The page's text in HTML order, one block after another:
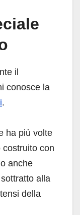
il
conosce la
.
ha più volte
costruito con
anche
alla
della